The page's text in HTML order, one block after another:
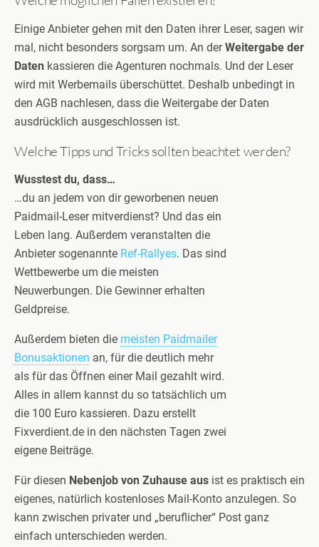
Einige Anbieter gehen mit den Daten ihrer Leser, sagen wir
mal, nicht besonders sorgsam um. An derWeitergabe der
Daten kassieren die Agenturen nochmals. Und der Leser
wird mit Werbemails überschüttet. Deshalb unbedingt in
den AGB nachlesen, dass die Weitergabe der Daten
ausdrücklich ausgeschlossen ist.
Welche Tipps und Tricks sollten beachtet werden?
Wusstest du, dass…
…du an jedem von dir geworbenen neuen
Paidmail-Leser mitverdienst? Und das ein
Leben lang. Außerdem veranstalten die
Anbieter sogenannte Ref-Rallyes. Das sind
Wettbewerbe um die meisten
Neuwerbungen. Die Gewinner erhalten
Geldpreise.
Außerdem bieten die meisten Paidmailer
Bonusaktionen an, für die deutlich mehr
als für das Öffnen einer Mail gezahlt wird.
Alles in allem kannst du so tatsächlich um
die 100 Euro kassieren. Dazu erstellt
Fixverdient.de in den nächsten Tagen zwei
eigene Beiträge.
Für diesen Nebenjob von Zuhause aus ist es praktisch ein
eigenes, natürlich kostenloses Mail-Konto anzulegen. So
kann zwischen privater und „beruflicher“ Post ganz
einfach unterschieden werden.